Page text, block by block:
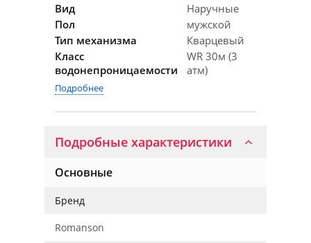
Вид
Наручные
Пол
мужской
Тип механизма
Кварцевый
Класс
водонепроницаемости
WR 30м (3
атм)
Подробнее
Подробные характеристики
Основные
Бренд
Romanson